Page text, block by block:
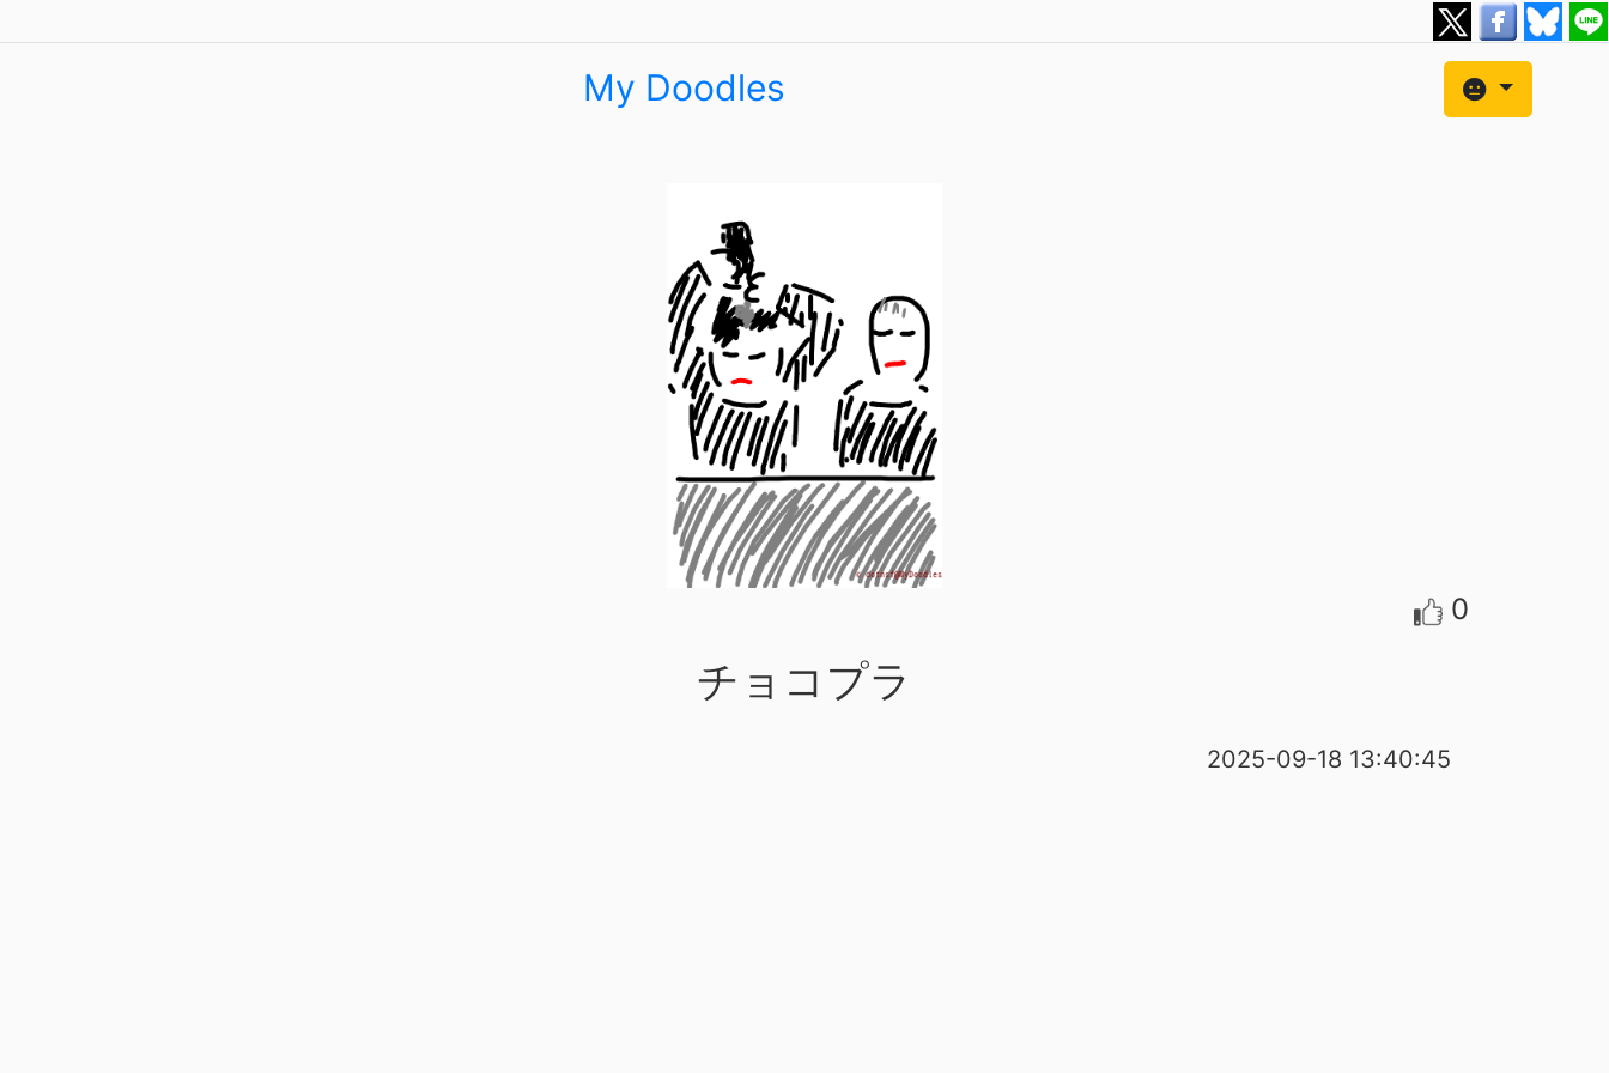
My Doodles
0
チョコプラ
2025-09-18 13:40:45